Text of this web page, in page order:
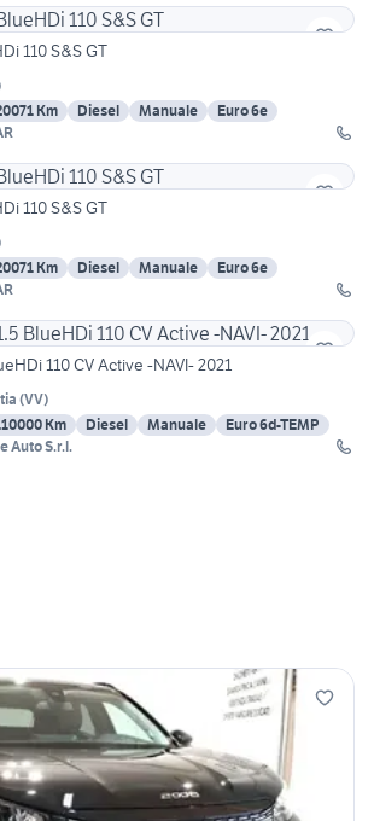
110 S&S GT
Km Diesel Manuale
Euro 6e
110 S&S GT
Km Diesel Manuale
Euro 6e
110 CV Active -NAVI- 2021
(VV)
Km Diesel Manuale
Euro 6d-TEMP
Auto S.r.l.